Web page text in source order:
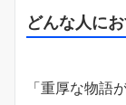
どんな人に
「重厚な物語